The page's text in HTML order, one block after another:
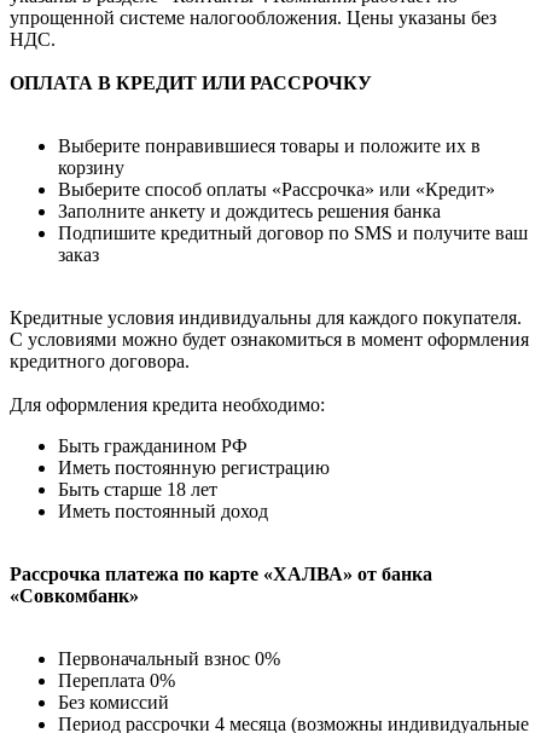
упрощенной системе налогообложения. Цены указаны без
НДС.
ОПЛАТА В КРЕДИТ ИЛИ РАССРОЧКУ
Выберите понравившиеся товары и положите их в
корзину
Выберите способ оплаты «Рассрочка» или «Кредит»
Заполните анкету и дождитесь решения банка
Подпишите кредитный договор по SMS и получите ваш
заказ
Кредитные условия индивидуальны для каждого покупателя.
С условиями можно будет ознакомиться в момент оформления
кредитного договора.
Для оформления кредита необходимо:
Быть гражданином РФ
Иметь постоянную регистрацию
Быть старше 18 лет
Иметь постоянный доход
Рассрочка платежа по карте «ХАЛВА» от банка
«Совкомбанк»
Первоначальный взнос 0%
Переплата 0%
Без комиссий
Период рассрочки 4 месяца (возможны индивидуальные